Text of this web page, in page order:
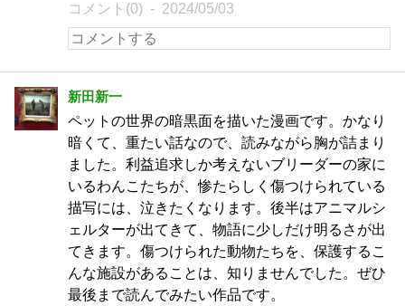
コメント(0) 2024/05/03
新田新一
ペットの世界の暗黒面を描いた漫画です。かなり
暗くて、重たい話なので、読みながら胸が詰まり
ました。利益追求しか考えないブリーダーの家に
いるわんこたちが、惨たらしく傷つけられている
描写には、泣きたくなります。後半はアニマルシ
ェルターが出てきて、物語に少しだけ明るさが出
てきます。傷つけられた動物たちを、保護するこ
んな施設があることは、知りませんでした。ぜひ
最後まで読んでみたい作品です。